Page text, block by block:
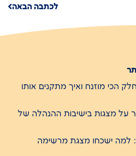
לכתבה הבאה
הכי מוזנח ואיך מתקנים אותו
על מצגות בישיבות ההנהלה של
למה ישכחו מצגת מרשימה